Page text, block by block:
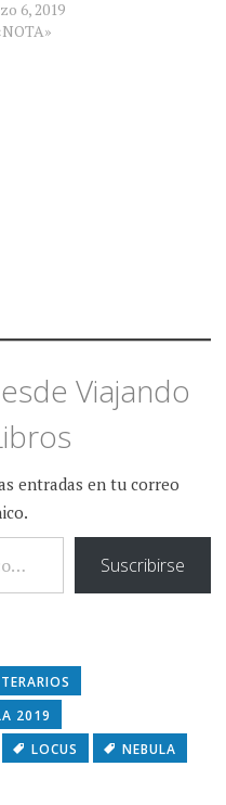
6, 2019
Viajando
entradas en tu correo
Suscribirse
2019
LOCUS NEBULA